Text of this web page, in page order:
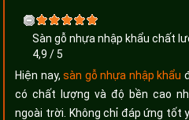
Sàn gỗ nhựa nhập khẩu chất
4,9 / 5
Hiện nay,sàn gỗ nhựa nhập khẩu
có chất lượng và độ bền cao
ngoài trời. Không chỉ đáp ứng tốt